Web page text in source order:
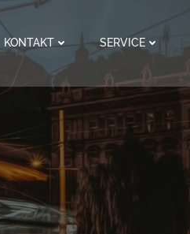
KONTAKT SERVICE